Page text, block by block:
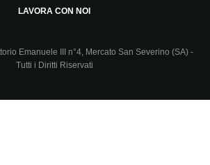
LAVORA CON NOI
Emanuele III n°4, Mercato San Severino (SA) -
Tutti i Diritti Riservati